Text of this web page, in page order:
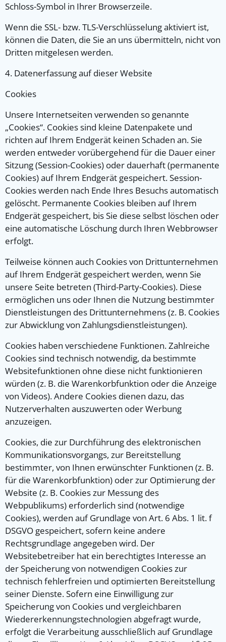
Schloss-Symbol in Ihrer Browserzeile.
Wenn die SSL- bzw. TLS-Verschlüsselung aktiviert ist,
können die Daten, die Sie an uns übermitteln, nicht von
Dritten mitgelesen werden.
4. Datenerfassung auf dieser Website
Cookies
Unsere Internetseiten verwenden so genannte
„Cookies“. Cookies sind kleine Datenpakete und
richten auf Ihrem Endgerät keinen Schaden an. Sie
werden entweder vorübergehend für die Dauer einer
Sitzung (Session-Cookies) oder dauerhaft (permanente
Cookies) auf Ihrem Endgerät gespeichert. Session-
Cookies werden nach Ende Ihres Besuchs automatisch
gelöscht. Permanente Cookies bleiben auf Ihrem
Endgerät gespeichert, bis Sie diese selbst löschen oder
eine automatische Löschung durch Ihren Webbrowser
erfolgt.
Teilweise können auch Cookies von Drittunternehmen
auf Ihrem Endgerät gespeichert werden, wenn Sie
unsere Seite betreten (Third-Party-Cookies). Diese
ermöglichen uns oder Ihnen die Nutzung bestimmter
Dienstleistungen des Drittunternehmens (z. B. Cookies
zur Abwicklung von Zahlungsdienstleistungen).
Cookies haben verschiedene Funktionen. Zahlreiche
Cookies sind technisch notwendig, da bestimmte
Websitefunktionen ohne diese nicht funktionieren
würden (z. B. die Warenkorbfunktion oder die Anzeige
von Videos). Andere Cookies dienen dazu, das
Nutzerverhalten auszuwerten oder Werbung
anzuzeigen.
Cookies, die zur Durchführung des elektronischen
Kommunikationsvorgangs, zur Bereitstellung
bestimmter, von Ihnen erwünschter Funktionen (z. B.
für die Warenkorbfunktion) oder zur Optimierung der
Website (z. B. Cookies zur Messung des
Webpublikums) erforderlich sind (notwendige
Cookies), werden auf Grundlage von Art. 6 Abs. 1 lit. f
DSGVO gespeichert, sofern keine andere
Rechtsgrundlage angegeben wird. Der
Websitebetreiber hat ein berechtigtes Interesse an
der Speicherung von notwendigen Cookies zur
technisch fehlerfreien und optimierten Bereitstellung
seiner Dienste. Sofern eine Einwilligung zur
Speicherung von Cookies und vergleichbaren
Wiedererkennungstechnologien abgefragt wurde,
erfolgt die Verarbeitung ausschließlich auf Grundlage